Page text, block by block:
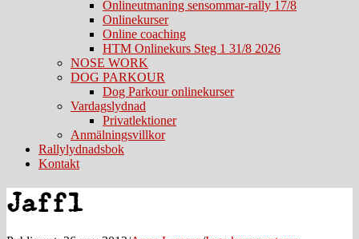
Onlineutmaning sensommar-rally 17/8
Onlinekurser
Online coaching
HTM Onlinekurs Steg 1 31/8 2026
NOSE WORK
DOG PARKOUR
Dog Parkour onlinekurser
Vardagslydnad
Privatlektioner
Anmälningsvillkor
Rallylydnadsbok
Kontakt
Jaff1